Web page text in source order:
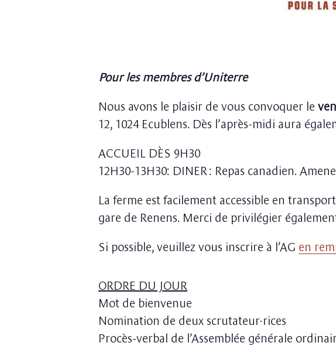
Pour les membres d’Uniterre
Nous avons le plaisir de vous convoquer le
12, 1024 Ecublens. Dès l’après-midi aura
ACCUEIL DÈS 9H30
12H30-13H30: DINER : Repas canadien.
La ferme est facilement accessible en
gare de Renens. Merci de privilégier
Si possible, veuillez vous inscrire à l’AG en
ORDRE DU JOUR
Mot de bienvenue
Nomination de deux scrutateur·rices
Procès-verbal de l’Assemblée générale